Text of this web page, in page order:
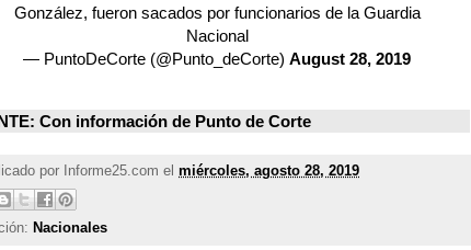
González, fueron sacados por funcionarios de la Guardia
Nacional
— PuntoDeCorte (@Punto_deCorte) August 28, 2019
Con información de Punto de Corte
por Informe25.com el miércoles, agosto 28, 2019
Nacionales